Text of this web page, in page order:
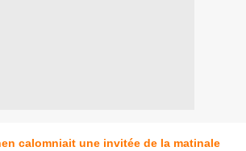
calomniait une invitée de la matinale